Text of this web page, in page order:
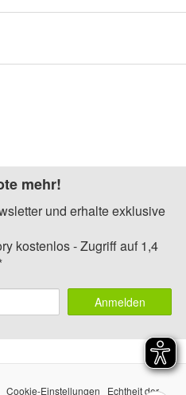
mehr!
und erhalte exklusive
kostenlos - Zugriff auf 1,4
Anmelden
Cookie-Einstellungen Echtheit der